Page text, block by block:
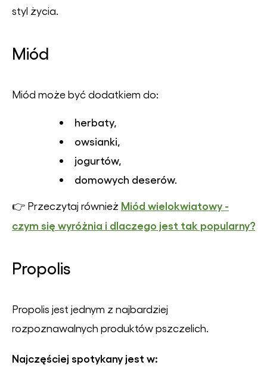
styl życia.
Miód
Miód może być dodatkiem do:
herbaty,
owsianki,
jogurtów,
domowych deserów.
👉 Przeczytaj również Miód wielokwiatowy -
czym się wyróżnia i dlaczego jest tak popularny?
Propolis
Propolis jest jednym z najbardziej
rozpoznawalnych produktów pszczelich.
Najczęściej spotykany jest w: